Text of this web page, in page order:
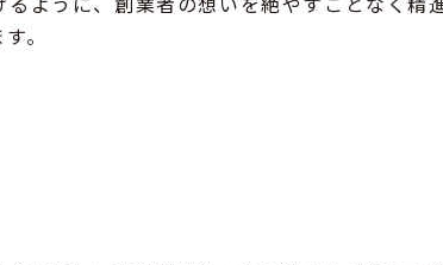
ように、創業者の想いを絶やすことなく精
。